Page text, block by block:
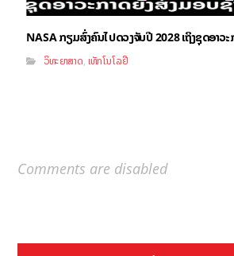
NASA ກຽມສົ່ງຄົນໄປດວງຈັນປີ 2028 ເຖິງຊຸດອາວະ
ວິທະຍາສາດ, ເທັກໂນໂລຢີ
Comments are disabled